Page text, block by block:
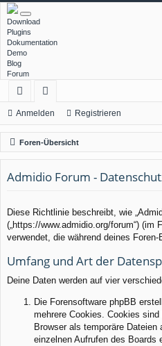
Download
Plugins
Dokumentation
Demo
Blog
Forum
ch
ne
llz
ug
f
or
en
Anmelden Registrieren
Foren-Übersicht
Admidio Forum -
Diese Richtlinie beschreibt, wie
(„https://www.admidio.org/forum“) (im
verwendet, die während deines
Umfang und Art der
Deine Daten werden auf vier
Die Forensoftware phpBB
mehrere Cookies. Cookies
Browser als temporäre
einzelnen Aufrufen des Boards